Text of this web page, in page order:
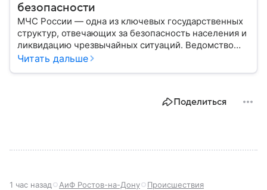
безопасности
МЧС России — одна из ключевых государственных
структур, отвечающих за безопасность населения и
ликвидацию чрезвычайных ситуаций. Ведомство
играет важную роль в защите граждан от
задачи выполняет и какую роль играет в
Читать дальше
Поделиться
1 час назад АиФ Ростов-на-Дону Происшествия